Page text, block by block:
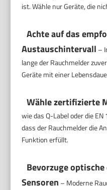
ist. Wähle nur Geräte, die
Achte auf das
Austauschintervall –
lange der Rauchmelder
Geräte mit einer
Wähle zertifizierte
wie das Q-Label oder die
dass der Rauchmelder die
Funktion erfüllt.
Bevorzuge
Sensoren – Moderne